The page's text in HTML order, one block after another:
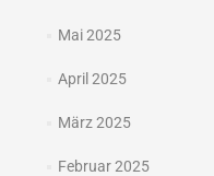
Mai 2025
April 2025
März 2025
Februar 2025